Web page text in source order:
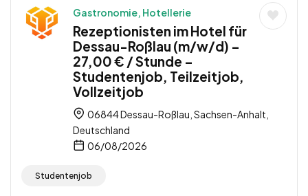
Gastronomie, Hotellerie
Rezeptionisten im Hotel für
Dessau-Roßlau (m/w/d) –
27,00 € / Stunde –
Studentenjob, Teilzeitjob,
Vollzeitjob
06844 Dessau-Roßlau, Sachsen-Anhalt,
Deutschland
06/08/2026
Studentenjob